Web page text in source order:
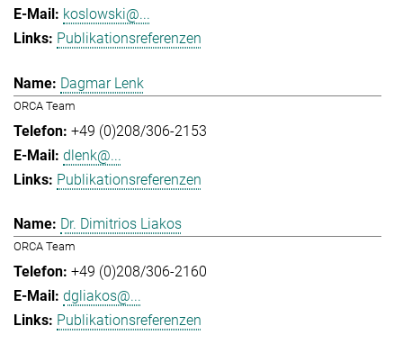
koslowski@...
Publikationsreferenzen
Dagmar Lenk
ORCA Team
+49 (0)208/306-2153
dlenk@...
Publikationsreferenzen
Dr. Dimitrios Liakos
ORCA Team
+49 (0)208/306-2160
dgliakos@...
Publikationsreferenzen